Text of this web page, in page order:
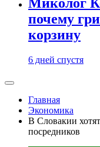
почему
корзину
6 дней спустя
Главная
Экономика
В Словакии
посредников